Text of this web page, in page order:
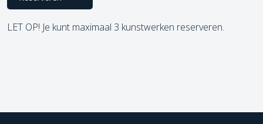
LET OP! Je kunt maximaal 3 kunstwerken reserveren.